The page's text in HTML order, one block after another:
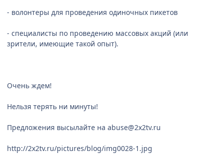
- волонтеры для проведения одиночных пикетов
- специалисты по проведению массовых акций (или
зрители, имеющие такой опыт).
Очень ждем!
Нельзя терять ни минуты!
Предложения высылайте на abuse@2x2tv.ru
http://2x2tv.ru/pictures/blog/img0028-1.jpg